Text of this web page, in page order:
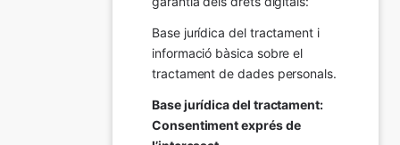
Base jurídica del tractament i
informació bàsica sobre el
tractament de dades personals.
Base jurídica del tractament:
Consentiment exprés de